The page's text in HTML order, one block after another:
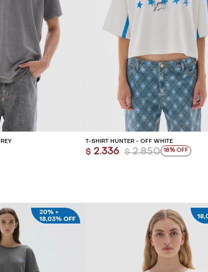
AL CARRITO AGREGAR AL CARRITO
T-SHIRT HUNTER - OFF WHITE
$ 2.336 $ 2.850 18